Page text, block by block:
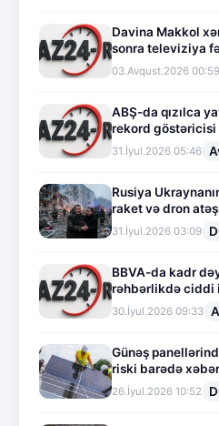
Davina Makkol
sonra televiziya
03.Avqust.2026 00:59
ABŞ-da qızılca
rekord göstəricisi
31.İyul.2026 05:46
Rusiya
raket və dron
31.İyul.2026 03:09
BBVA-da kadr
rəhbərlikdə ciddi
30.İyul.2026 09:33
Günəş
riski barədə
26.İyul.2026 10:52